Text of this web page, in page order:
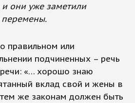
они уже заметили
перемены.
правильном или
подчиненных – речь
«… хорошо знаю
вклад свой и жены в
же законам должен быть